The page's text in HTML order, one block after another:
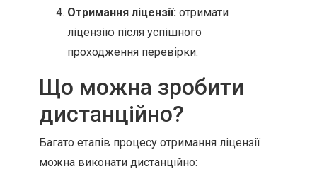
Отримання ліцензії: отримати
ліцензію після успішного
проходження перевірки.
Що можна зробити
дистанційно?
Багато етапів процесу отримання ліцензії
можна виконати дистанційно: